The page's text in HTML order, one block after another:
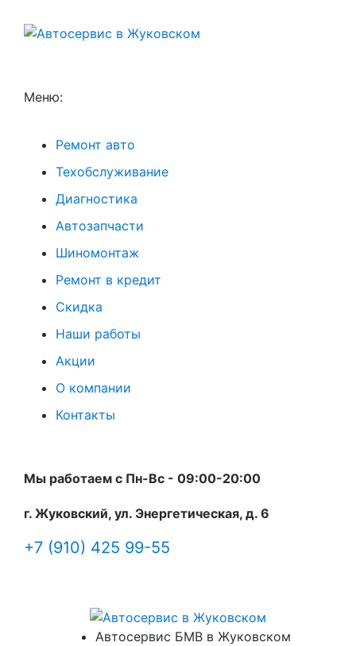
Меню:
Ремонт авто
Техобслуживание
Диагностика
Автозапчасти
Шиномонтаж
Ремонт в кредит
Скидка
Наши работы
Акции
О компании
Контакты
Мы работаем с Пн-Вc - 09:00-20:00
г. Жуковский, ул. Энергетическая, д. 6
+7 (910) 425 99-55
Автосервис БМВ в Жуковском